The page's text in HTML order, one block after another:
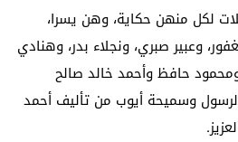
الفيلم 6 بطلات لكل منهن حكاية، وهن يسرا،
وعبير صبري، ونجلاء بدر، وهنادي
حافظ وأحمد خالد صالح
وسميحة أيوب من تأليف أحمد